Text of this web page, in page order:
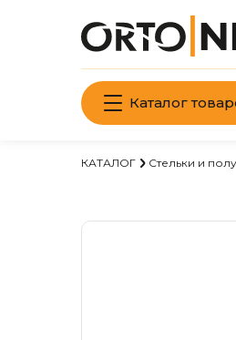
Каталог
КАТАЛОГ Стельки и